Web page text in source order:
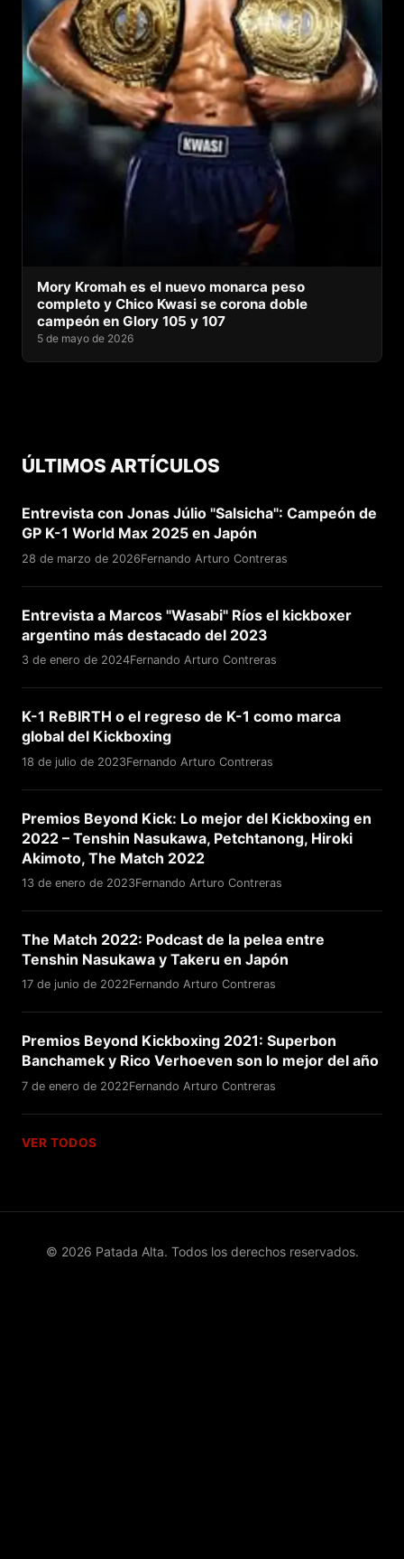
Mory Kromah es el nuevo monarca peso
completo y Chico Kwasi se corona doble
campeón en Glory 105 y 107
5 de mayo de 2026
ÚLTIMOS ARTÍCULOS
Entrevista con Jonas Júlio "Salsicha": Campeón de
GP K-1 World Max 2025 en Japón
28 de marzo de 2026Fernando Arturo Contreras
Entrevista a Marcos "Wasabi" Ríos el kickboxer
argentino más destacado del 2023
3 de enero de 2024Fernando Arturo Contreras
K-1 ReBIRTH o el regreso de K-1 como marca
global del Kickboxing
18 de julio de 2023Fernando Arturo Contreras
Premios Beyond Kick: Lo mejor del Kickboxing en
2022 – Tenshin Nasukawa, Petchtanong, Hiroki
Akimoto, The Match 2022
13 de enero de 2023Fernando Arturo Contreras
The Match 2022: Podcast de la pelea entre
Tenshin Nasukawa y Takeru en Japón
17 de junio de 2022Fernando Arturo Contreras
Premios Beyond Kickboxing 2021: Superbon
Banchamek y Rico Verhoeven son lo mejor del año
7 de enero de 2022Fernando Arturo Contreras
VER TODOS
© 2026 Patada Alta. Todos los derechos reservados.